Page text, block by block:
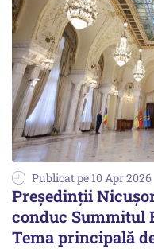
Publicat pe 10 Apr 2026
Președinții
conduc Summitul
Tema principală